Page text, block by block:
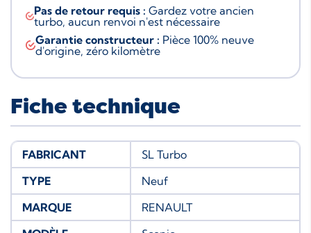
Pas de retour requis : Gardez votre ancien
turbo, aucun renvoi n'est nécessaire
Garantie constructeur : Pièce 100% neuve
d'origine, zéro kilomètre
Fiche technique
FABRICANT
SL Turbo
TYPE
Neuf
MARQUE
RENAULT